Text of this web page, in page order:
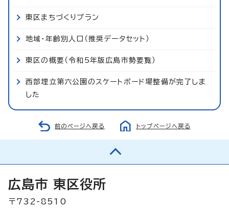
東区まちづくりプラン
地域・年齢別人口（推奨データセット）
東区の概要（令和5年版広島市勢要覧）
西部埋立第六公園のスケートボード場整備が完了しま
した
前のページへ戻る トップページへ戻る
広島市 東区役所
〒732-8510